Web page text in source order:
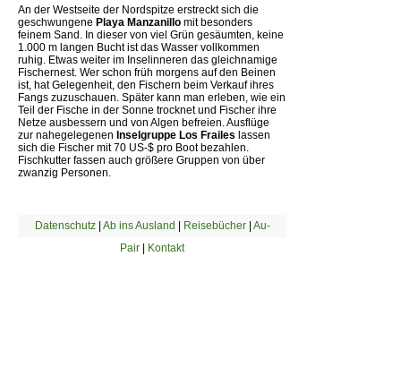
An der Westseite der Nordspitze erstreckt sich die
geschwungene Playa Manzanillo mit besonders
feinem Sand. In dieser von viel Grün gesäumten, keine
1.000 m langen Bucht ist das Wasser vollkommen
ruhig. Etwas weiter im Inselinneren das gleichnamige
Fischernest. Wer schon früh morgens auf den Beinen
ist, hat Gelegenheit, den Fischern beim Verkauf ihres
Fangs zuzuschauen. Später kann man erleben, wie ein
Teil der Fische in der Sonne trocknet und Fischer ihre
Netze ausbessern und von Algen befreien. Ausflüge
zur nahegelegenen Inselgruppe Los Frailes lassen
sich die Fischer mit 70 US-$ pro Boot bezahlen.
Fischkutter fassen auch größere Gruppen von über
zwanzig Personen.
Datenschutz| Ab ins Ausland | Reisebücher| Au-
Pair | Kontakt